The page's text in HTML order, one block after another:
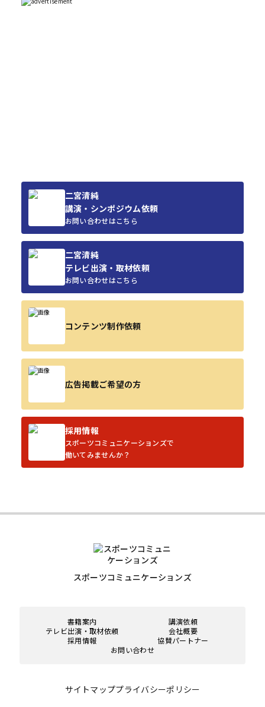
二宮清純
講演・シンポジウム依頼
お問い合わせはこちら
二宮清純
テレビ出演・取材依頼
お問い合わせはこちら
コンテンツ制作依頼
広告掲載ご希望の方
採用情報
スポーツコミュニケーションズで
働いてみませんか？
スポーツコミュニケーションズ
書籍案内
講演依頼
テレビ出演・取材依頼
会社概要
採用情報
協賛パートナー
お問い合わせ
サイトマッププライバシーポリシー